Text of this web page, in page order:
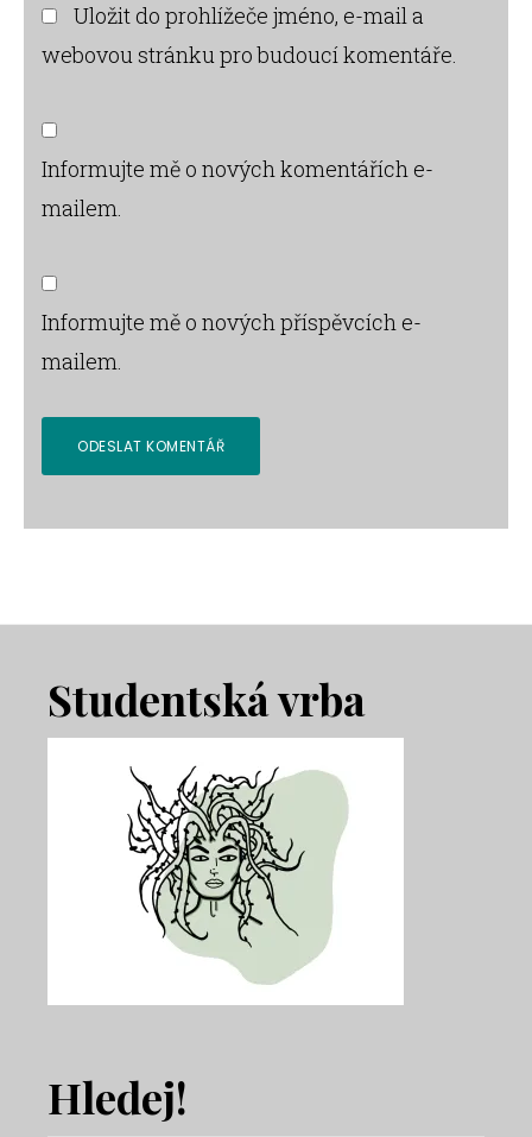
Uložit do prohlížeče jméno, e-mail a
webovou stránku pro budoucí komentáře.
Informujte mě o nových komentářích e-
mailem.
Informujte mě o nových příspěvcích e-
mailem.
Footer
Studentská vrba
Hledej!